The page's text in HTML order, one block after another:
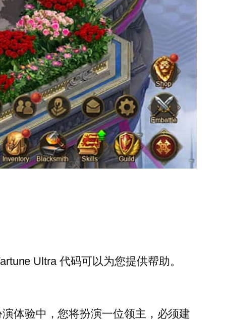
Ultra 代码可以为您提供帮助。
体验中，您将扮演一位领主，必须建